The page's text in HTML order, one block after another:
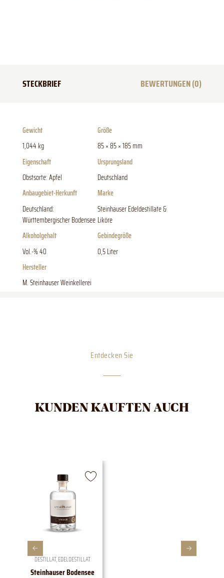
STECKBRIEF BEWERTUNGEN (0)
Gewicht
1,044 kg
Größe
85 × 85 × 185 mm
Eigenschaft
Obstsorte: Apfel
Ursprungsland
Deutschland
Anbaugebiet-Herkunft
Deutschland:
Württembergischer Bodensee
Marke
Steinhauser Edeldestillate &
Liköre
Alkoholgehalt
Vol.-% 40
Gebindegröße
0,5 Liter
Hersteller
M. Steinhauser Weinkellerei
Entdecken Sie
KUNDEN KAUFTEN AUCH
DESTILLAT,EDELDESTILLAT
Steinhauser Bodensee